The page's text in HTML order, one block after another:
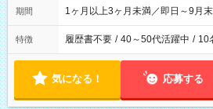
期間 1ヶ月以上3ヶ月未満／即日～9月
特徴 履歴書不要 / 40～50代活躍中 / 10
気になる！ 応募する